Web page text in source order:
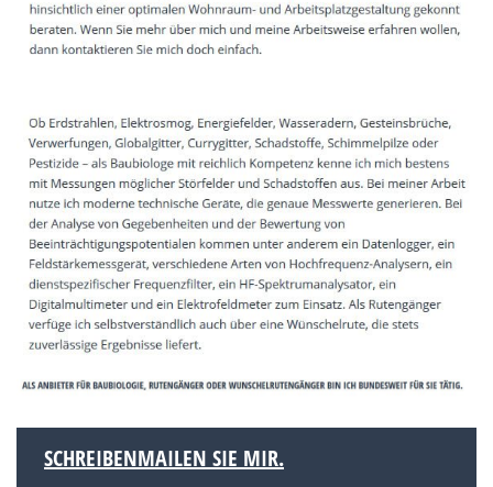
SCHREIBENMAILEN SIE MIR.